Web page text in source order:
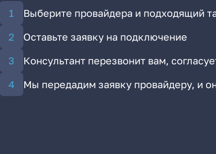
Выберите провайдера и подходящий
Оставьте заявку на подключение
Консультант перезвонит вам,
Мы передадим заявку провайдеру, и